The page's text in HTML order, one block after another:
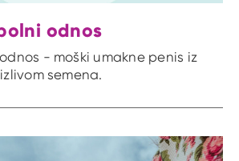
odnos
- moški umakne penis iz
semena.